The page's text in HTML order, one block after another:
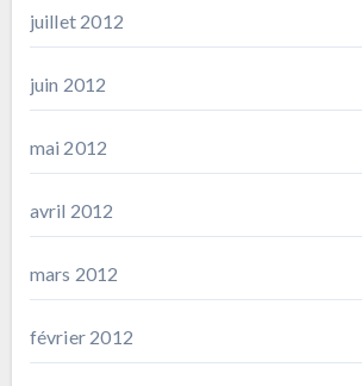
juillet 2012
juin 2012
mai 2012
avril 2012
mars 2012
février 2012